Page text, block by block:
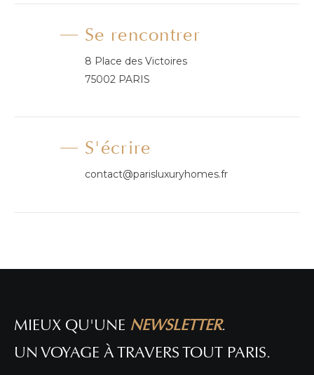
Se rencontrer
8 Place des Victoires
75002 PARIS
S'écrire
contact@parisluxuryhomes.fr
MIEUX QU'UNE NEWSLETTER.
UN VOYAGE À TRAVERS TOUT PARIS.